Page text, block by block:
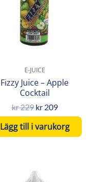
E-JUICE
Fizzy Juice – Apple
Cocktail
kr229 kr209
Lägg till i varukorg